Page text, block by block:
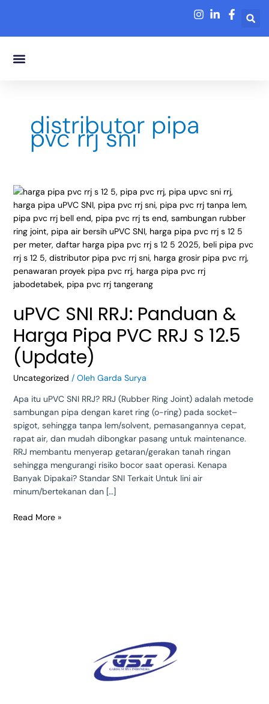
distributor pipa
pvc rrj sni
uPVC SNI RRJ: Panduan &
Harga Pipa PVC RRJ S 12.5
(Update)
Uncategorized / Oleh Garda Surya
Apa itu uPVC SNI RRJ? RRJ (Rubber Ring Joint) adalah metode
sambungan pipa dengan karet ring (o-ring) pada socket–
spigot, sehingga tanpa lem/solvent, pemasangannya cepat,
rapat air, dan mudah dibongkar pasang untuk maintenance.
RRJ membantu menyerap getaran/gerakan tanah ringan
sehingga mengurangi risiko bocor saat operasi. Kenapa
Banyak Dipakai? Standar SNI Terkait Untuk lini air
minum/bertekanan dan […]
uPVC
SNI
RRJ:
Panduan
&
Harga
Pipa
PVC
S
12.5
(Update)
Read More »